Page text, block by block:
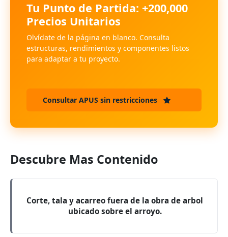
Tu Punto de Partida: +200,000
Precios Unitarios
Olvídate de la página en blanco. Consulta
estructuras, rendimientos y componentes listos
para adaptar a tu proyecto.
Consultar APUS sin restricciones
Descubre Mas Contenido
Corte, tala y acarreo fuera de la obra de arbol
ubicado sobre el arroyo.